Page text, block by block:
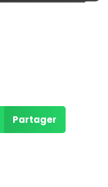
Partager